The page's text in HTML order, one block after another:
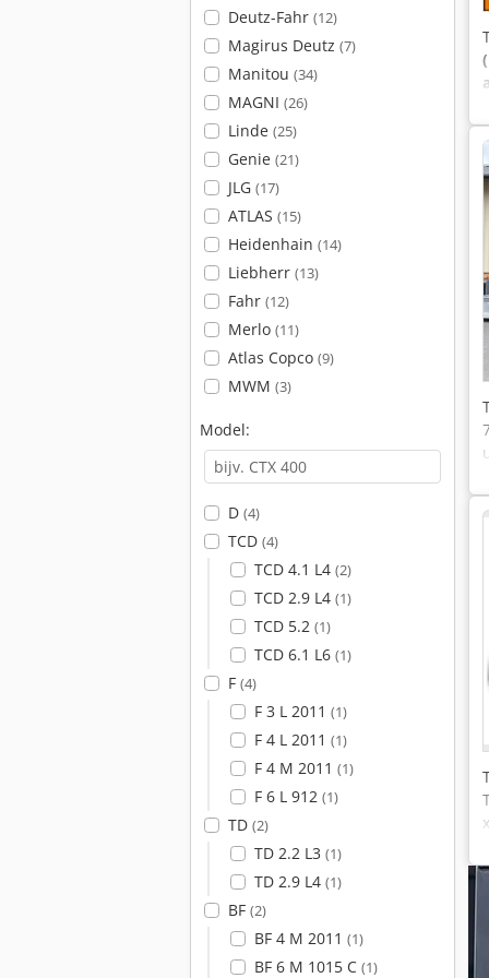
Deutz-Fahr (12)
Magirus Deutz (7)
Manitou (34)
MAGNI (26)
Linde (25)
Genie (21)
JLG (17)
ATLAS (15)
Heidenhain (14)
Liebherr (13)
Fahr (12)
Merlo (11)
Atlas Copco (9)
MWM (3)
Model:
D (4)
TCD (4)
TCD 4.1 L4 (2)
TCD 2.9 L4 (1)
TCD 5.2 (1)
TCD 6.1 L6 (1)
F (4)
F 3 L 2011 (1)
F 4 L 2011 (1)
F 4 M 2011 (1)
F 6 L 912 (1)
TD (2)
TD 2.2 L3 (1)
TD 2.9 L4 (1)
BF (2)
BF 4 M 2011 (1)
BF 6 M 1015 C (1)